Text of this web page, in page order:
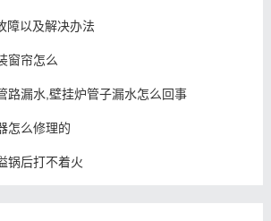
障以及解决办法
窗帘怎么
路漏水,壁挂炉管子漏水怎么回事
怎么修理的
锅后打不着火